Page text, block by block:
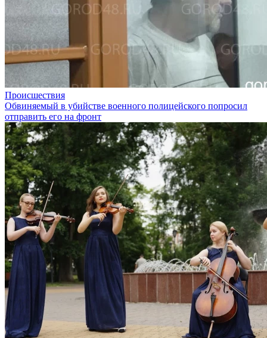
Происшествия
Обвиняемый в убийстве военного полицейского попросил
отправить его на фронт